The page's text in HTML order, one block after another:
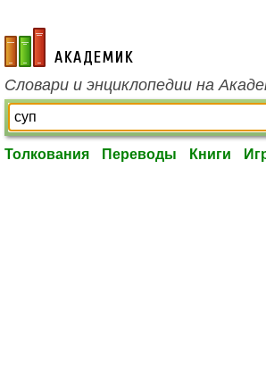
academic.ru
Словари и энциклопедии на
Толкования Переводы Книги